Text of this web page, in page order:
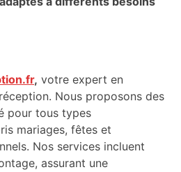
, votre expert en
Nous proposons des
pour tous types
mariages, fêtes et
Nos services incluent
assurant une